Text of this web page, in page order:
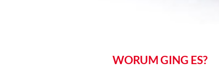
WORUM GING ES?